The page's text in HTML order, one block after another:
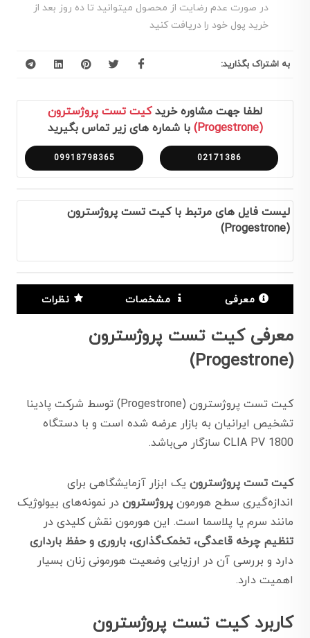
در صورت عدم رضایت از محصول میتوانید تا ده روز بعد از
خرید پول خود را دریافت کنید
به اشتراک بگذارید:
لطفا جهت مشاوره خریدکیت تست پروژسترون
(Progestrone)
با شماره های زیر تماس بگیرید
02171386
09918798365
لیست فایل های مرتبط با کیت تست پروژسترون
(Progestrone)
معرفی مشخصات نظرات
معرفی کیت تست پروژسترون
(Progestrone)
کیت تست پروژسترون (Progestrone) توسط شرکت پادینا
تشخیص ایرانیان به بازار عرضه شده است و با دستگاه
CLIA PV 1800 سازگار می‌باشد.
کیت تست پروژسترون یک ابزار آزمایشگاهی برای
اندازه‌گیری سطح هورمون پروژسترون در نمونه‌های بیولوژیک
مانند سرم یا پلاسما است. این هورمون نقش کلیدی در
تنظیم چرخه قاعدگی، تخمک‌گذاری، باروری و حفظ بارداری
دارد و بررسی آن در ارزیابی وضعیت هورمونی زنان بسیار
اهمیت دارد.
کاربرد کیت تست پروژسترون